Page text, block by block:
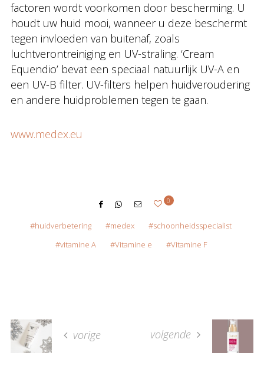
factoren wordt voorkomen door bescherming. U
houdt uw huid mooi, wanneer u deze beschermt
tegen invloeden van buitenaf, zoals
luchtverontreiniging en UV-straling. ‘Cream
Equendio’ bevat een speciaal natuurlijk UV-A en
een UV-B filter. UV-filters helpen huidveroudering
en andere huidproblemen tegen te gaan.
www.medex.eu
0
huidverbetering medex
schoonheidsspecialist
vitamine A
Vitamine e Vitamine F
vorige volgende